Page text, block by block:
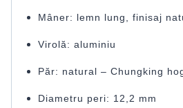
Mâner: lemn lung, finisaj
Virolă: aluminiu
Păr: natural – Chungking
Diametru peri: 12,2 mm